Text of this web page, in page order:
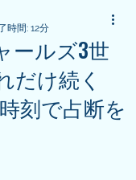
ールズ3世
だけ続く
刻で占断を
時間: 12分